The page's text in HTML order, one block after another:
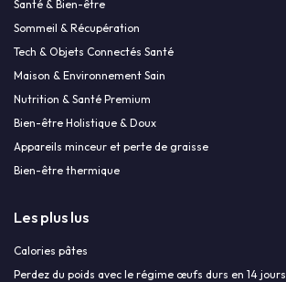
Santé & Bien-être
Sommeil & Récupération
Tech & Objets Connectés Santé
Maison & Environnement Sain
Nutrition & Santé Premium
Bien-être Holistique & Doux
Appareils minceur et perte de graisse
Bien-être thermique
Les plus lus
Calories pâtes
Perdez du poids avec le régime œufs durs en 14 jours